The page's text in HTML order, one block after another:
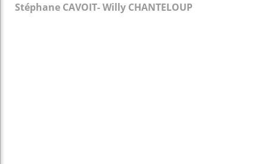
Stéphane CAVOIT- Willy CHANTELOUP